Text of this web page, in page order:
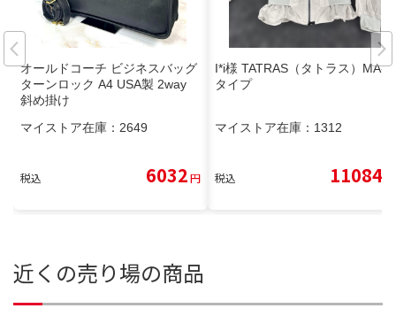
オールドコーチ ビジネスバッグ
ターンロック A4 USA製 2way
斜め掛け
マイストア在庫： 2649
税込 6032円
I*i様 TATRAS（タトラス）MA-1
タイプ
マイストア在庫： 1312
税込 11084
近くの売り場の商品